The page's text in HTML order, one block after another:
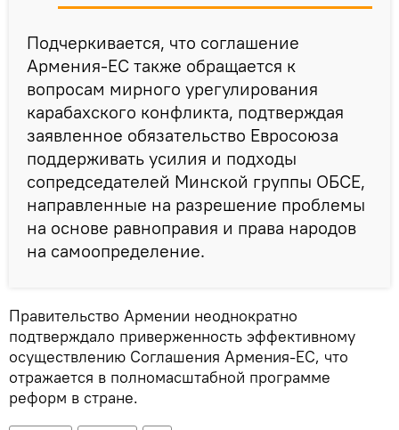
Подчеркивается, что соглашение
Армения-ЕС также обращается к
вопросам мирного урегулирования
карабахского конфликта, подтверждая
заявленное обязательство Евросоюза
поддерживать усилия и подходы
сопредседателей Минской группы ОБСЕ,
направленные на разрешение проблемы
на основе равноправия и права народов
на самоопределение.
Правительство Армении неоднократно
подтверждало приверженность эффективному
осуществлению Соглашения Армения-ЕС, что
отражается в полномасштабной программе
реформ в стране.